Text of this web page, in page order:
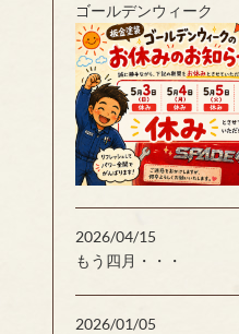
ゴールデンウィーク
2026/04/15
もう四月・・・
2026/01/05